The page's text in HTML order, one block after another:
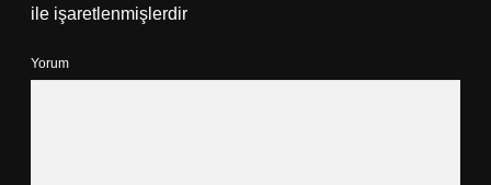
ile işaretlenmişlerdir
Yorum